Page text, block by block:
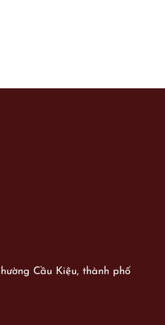
Cầu Kiệu, thành phố